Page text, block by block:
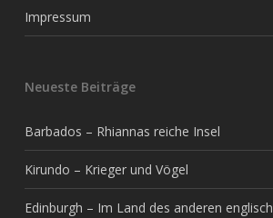
Impressum
Neueste Beiträge
Barbados – Rhiannas reiche Insel
Kirundo – Krieger und Vögel
Edinburgh – Im Land des anderen englisch